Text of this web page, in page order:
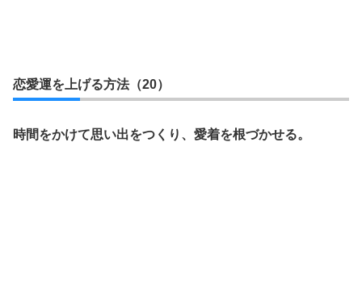
恋愛運を上げる方法（20）
時間をかけて思い出をつくり、愛着を根づかせる。